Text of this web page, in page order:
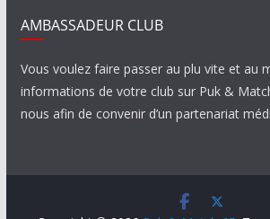
AMBASSADEUR CLUB
Vous voulez faire passer au plu vite et au
informations de votre club sur Puk &
nous afin de convenir d’un partenariat